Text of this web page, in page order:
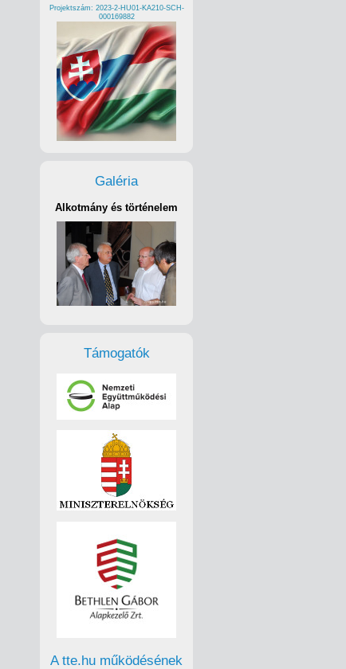
Projektszám: 2023-2-HU01-KA210-SCH-
000169882
Galéria
Alkotmány és történelem
Támogatók
A tte.hu működésének